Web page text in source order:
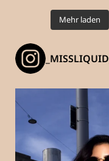
Mehr laden
_MISSLIQUID_